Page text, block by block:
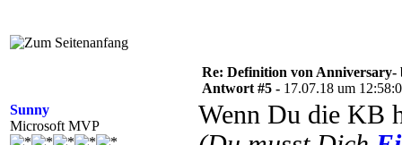
Sunny
Microsoft MVP
Re: Definition von Anniversary-
Antwort #5 - 17.07.18 um
Wenn Du die KB